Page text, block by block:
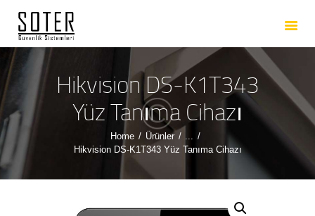
Hikvision DS-K1T343
Yüz Tanıma Cihazı
Home Ürünler
...
Hikvision DS-K1T343 Yüz Tanıma Cihazı
ANASAYFA
HAKKIMIZDA
HIZMETLERIMIZ
ÜRÜNLERIMIZ
REFERANSLARIMIZ
İLETIŞIM